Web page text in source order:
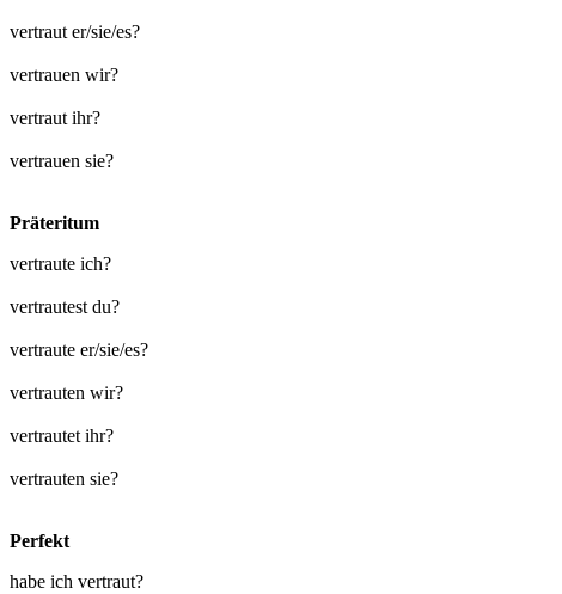
vertraut er/sie/es?
vertrauen wir?
vertraut ihr?
vertrauen sie?
Präteritum
vertraute ich?
vertrautest du?
vertraute er/sie/es?
vertrauten wir?
vertrautet ihr?
vertrauten sie?
Perfekt
habe ich vertraut?